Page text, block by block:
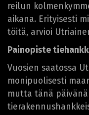
reilun
aikana. Erityisesti
töitä, arvioi
Painopiste
Vuosien saatossa
monipuolisesti
mutta tänä